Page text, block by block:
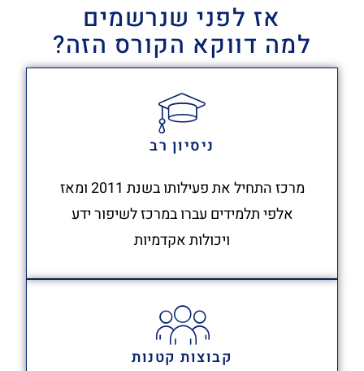
אז לפני שנרשמים
למה דווקא הקורס הזה?
ניסיון רב
מרכז התחיל את פעילותו בשנת 2011 ומאז
אלפי תלמידים עברו במרכז לשיפור ידע
ויכולות אקדמיות
קבוצות קטנות